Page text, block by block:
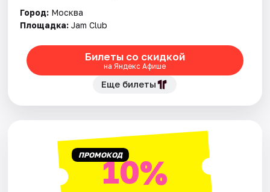
Рейтинги
Город: Москва
Площадка: Jam Club
Билеты со скидкой
на Яндекс Афише
Еще билеты
ПРОМОКОД10%